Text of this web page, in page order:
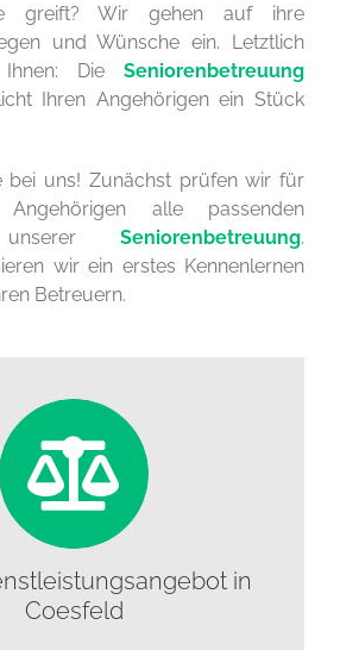
greift? Wir gehen auf ihre
und Wünsche ein. Letztlich
Die Seniorenbetreuung
Ihren Angehörigen ein Stück
bei uns! Zunächst prüfen wir für
alle passenden
unserer Seniorenbetreuung.
wir ein erstes Kennenlernen
Betreuern.
in
Coesfeld